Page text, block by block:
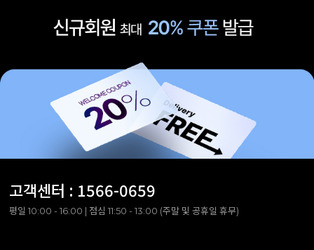
고객센터 : 1566-0659
평일 10:00 - 16:00 | 점심 11:50 - 13:00 (주말 및 공휴일 휴무)